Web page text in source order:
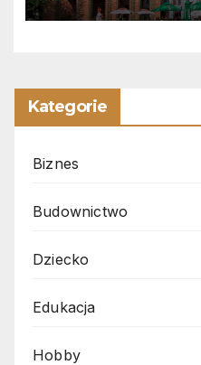
Kategorie
Biznes
Budownictwo
Dziecko
Edukacja
Hobby